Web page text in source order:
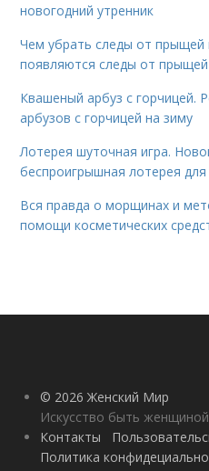
новогодний утренник
Чем убрать следы от прыщей
появляются следы от прыщей
Квашеный арбуз с горчицей.
арбузов с горчицей на зиму
Лотерея шуточная игра.
беспроигрышная лотерея для
Вся правда о морщинах и
помощи косметических
© 2026 Женский Мир
Искусство быть женщиной
Контакты
Политика